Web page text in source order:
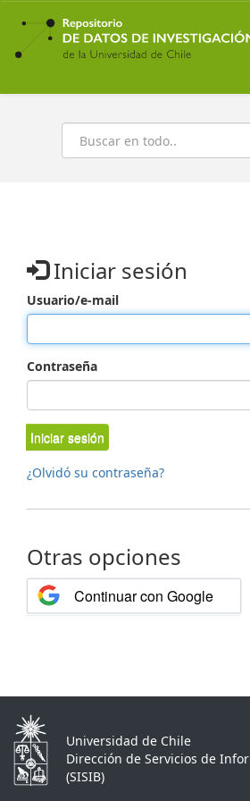
Ir
contenido
principal
Buscar
Iniciar sesión
Usuario/e-mail
Contraseña
Iniciar sesión
¿Olvidó su contraseña?
Otras opciones
Continuar con Google
Universidad de Chile
Dirección de Servicios de
(SISIB)